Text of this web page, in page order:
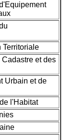
Territoriale
et des
Urbain et de
l'Habitat